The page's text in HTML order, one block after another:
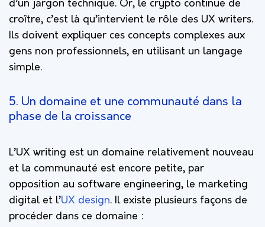
d’un jargon technique. Or, le crypto continue de
croître, c’est là qu’intervient le rôle des UX writers.
Ils doivent expliquer ces concepts complexes aux
gens non professionnels, en utilisant un langage
simple.
5. Un domaine et une communauté dans la
phase de la croissance
L’UX writing est un domaine relativement nouveau
et la communauté est encore petite, par
opposition au software engineering, le marketing
digital et l’UX design. Il existe plusieurs façons de
procéder dans ce domaine :